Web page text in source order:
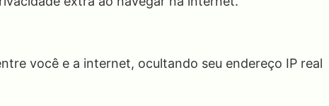
você e a internet, ocultando seu endereço IP real